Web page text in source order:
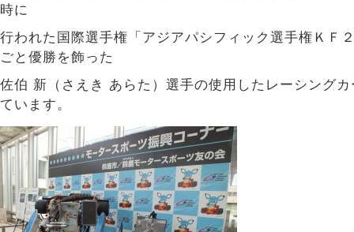
時に
行われた国際選手権「アジアパシフィック選手権ＫＦ
ごと優勝を飾った
佐伯 新（さえき あらた）選手の使用したレーシング
ています。